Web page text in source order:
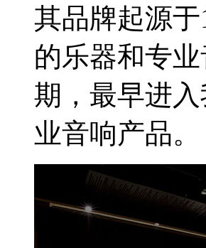
其品牌起源于
的乐器和专
期，最早进
业音响产品。